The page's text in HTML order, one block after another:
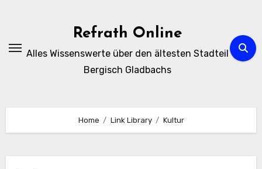
Refrath Online
Alles Wissenswerte über den ältesten Stadteil
Bergisch Gladbachs
Home Link Library Kultur